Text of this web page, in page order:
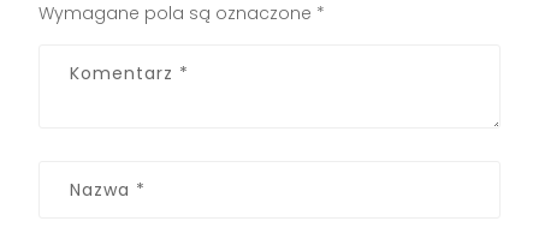
Wymagane pola są oznaczone *